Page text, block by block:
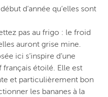
d’année qu’elles sont
pas au frigo : le froid
auront grise mine.
ici s’inspire d’une
étoilé. Elle est
et particulièrement bon
les bananes à la